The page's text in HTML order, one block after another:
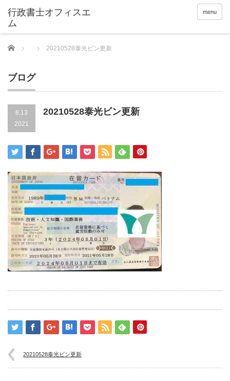
menu
Home 20210528泰光ビン更新
ブログ
8.13
2021
20210528泰光ビン更新
20210528泰光ビン更新